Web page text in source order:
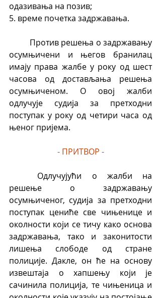
одазивања на позив;
5. време почетка задржавања.
осумњичени и његов бранилац
имају права жалбе у року од шест
часова од достављања решења
осумњиченом. О овој жалби
одлучује судија за претходни
поступак у року од четири часа од
њеног пријема.
- ПРИТВОР -
решење о задржавању
осумњиченог, судија за претходни
поступак цениће све чињенице и
околности који се тичу како основа
задржавања, тако и законитости
лишења слободе од стране
полиције. Дакле, он ће на основу
извештаја о хапшењу који је
сачинила полиција, те чињеница и